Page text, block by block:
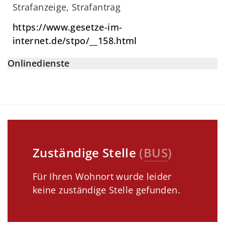
Strafanzeige, Strafantrag
https://www.gesetze-im-
internet.de/stpo/__158.html
Onlinedienste
Zuständige Stelle (BUS)
Für Ihren Wohnort wurde leider
keine zuständige Stelle gefunden.